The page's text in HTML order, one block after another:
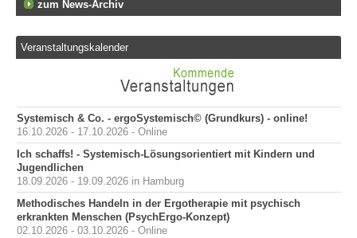
zum News-Archiv
Veranstaltungskalender
Systemisch & Co. - ergoSystemisch© (Grundkurs) - online!
16.10.2026 - 17.10.2026 - Online
Ich schaffs! - Systemisch-Lösungsorientiert mit Kindern und
Jugendlichen
18.09.2026 - 19.09.2026 in Hamburg
Methodisches Handeln in der Ergotherapie mit psychisch
erkrankten Menschen (PsychErgo-Konzept)
02.10.2026 - 03.10.2026 - Online